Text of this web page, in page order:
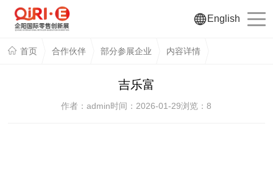
English
首页 合作伙伴 部分参展企业 内容详情
吉乐富
作者：admin时间：2026-01-29浏览：8